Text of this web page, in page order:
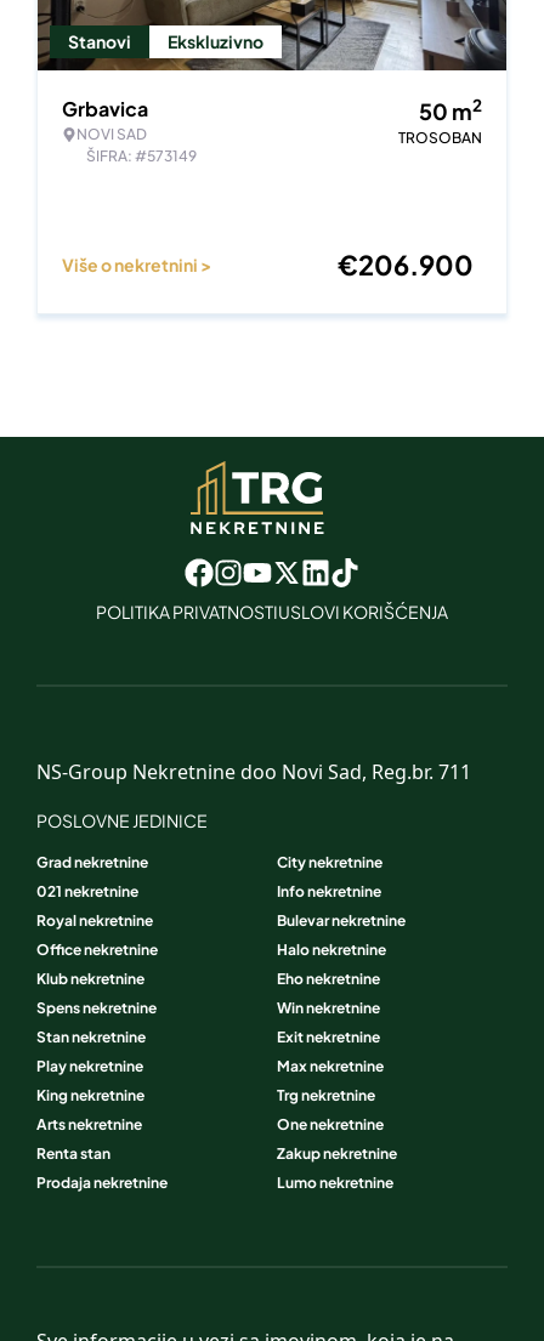
Stanovi Ekskluzivno
Grbavica
NOVI SAD
ŠIFRA: #573149
50 m2
TROSOBAN
Više o nekretnini > €206.900
POLITIKA PRIVATNOSTIUSLOVI KORIŠĆENJA
NS-Group Nekretnine doo Novi Sad, Reg.br. 711
POSLOVNE JEDINICE
Grad nekretnine
City nekretnine
021 nekretnine
Info nekretnine
Royal nekretnine
Bulevar nekretnine
Office nekretnine
Halo nekretnine
Klub nekretnine
Eho nekretnine
Spens nekretnine
Win nekretnine
Stan nekretnine
Exit nekretnine
Play nekretnine
Max nekretnine
King nekretnine
Trg nekretnine
Arts nekretnine
One nekretnine
Renta stan
Zakup nekretnine
Prodaja nekretnine
Lumo nekretnine